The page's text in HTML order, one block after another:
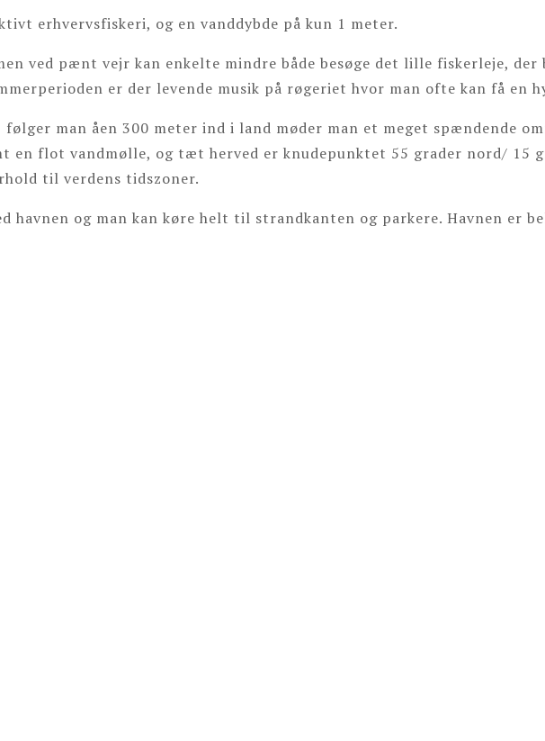
erhvervsfiskeri, og en vanddybde på kun 1 meter.
ved pænt vejr kan enkelte mindre både besøge det lille fiskerleje,
er der levende musik på røgeriet hvor man ofte kan få en
man åen 300 meter ind i land møder man et meget spændende
en flot vandmølle, og tæt herved er knudepunktet 55 grader nord/ 15
til verdens tidszoner.
havnen og man kan køre helt til strandkanten og parkere. Havnen er